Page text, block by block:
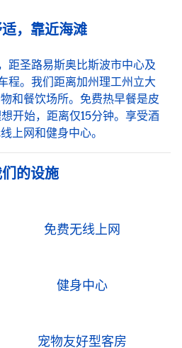
，靠近海滩
距圣路易斯奥比斯波市中心及
程。我们距离加州理工州立大
和餐饮场所。免费热早餐是皮
开始，距离仅15分钟。享受酒
上网和健身中心。
的设施
免费无线上网
健身中心
宠物友好型客房